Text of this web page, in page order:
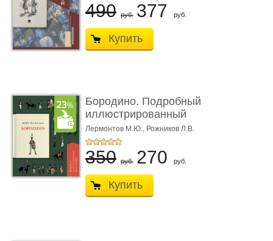
490 руб. 377 руб.
Купить
Бородино. Подробный
иллюстрированный
коммент� ...
Лермонтов М.Ю., Рожников Л.В.
350 руб. 270 руб.
Купить